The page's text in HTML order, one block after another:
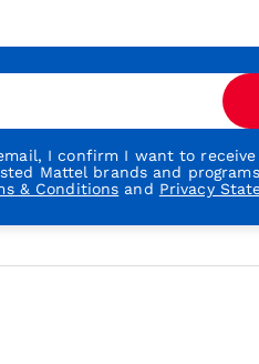
I confirm I want to
Mattel brands and
& Conditions and Privacy